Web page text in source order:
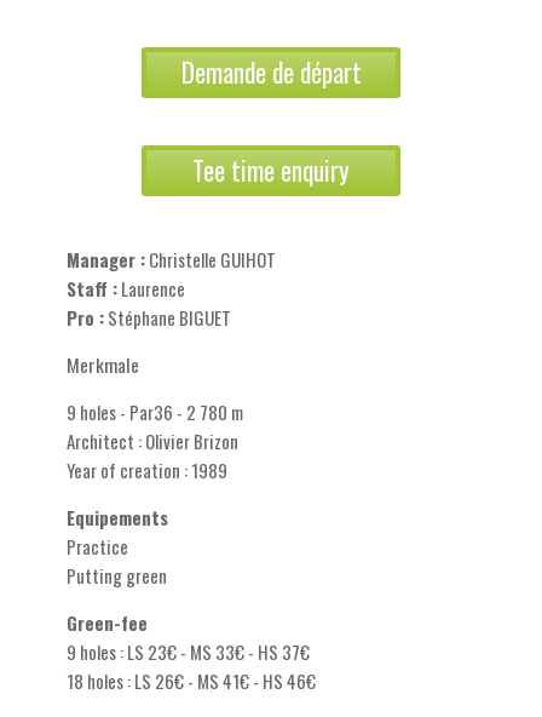
Demande de départ
Tee time enquiry
Manager :Christelle GUIHOT
Staff :Laurence
Pro :Stéphane BIGUET
Merkmale
9 holes - Par36 - 2 780 m
Architect : Olivier Brizon
Year of creation : 1989
Equipements
Practice
Putting green
Green-fee
9 holes : LS 23€ - MS 33€ - HS 37€
18 holes : LS 26€ - MS 41€ - HS 46€